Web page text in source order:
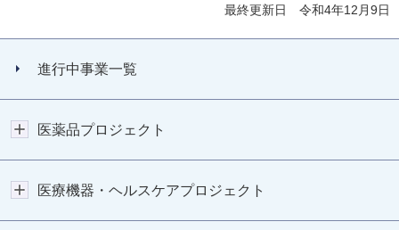
最終更新日 令和4年12月9日
進行中事業一覧
医薬品プロジェクト
医療機器・ヘルスケアプロジェクト